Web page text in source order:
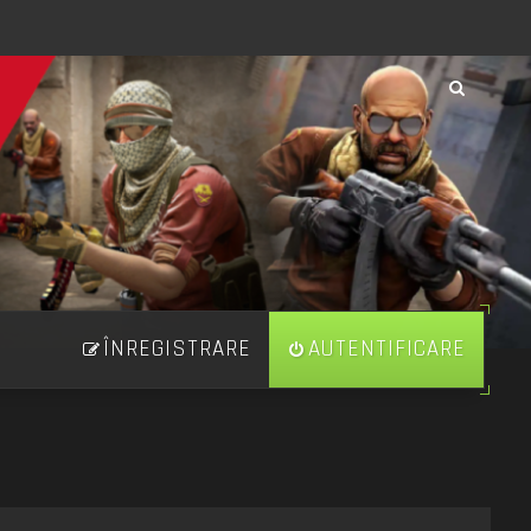
AUTENTIFICARE
ÎNREGISTRARE